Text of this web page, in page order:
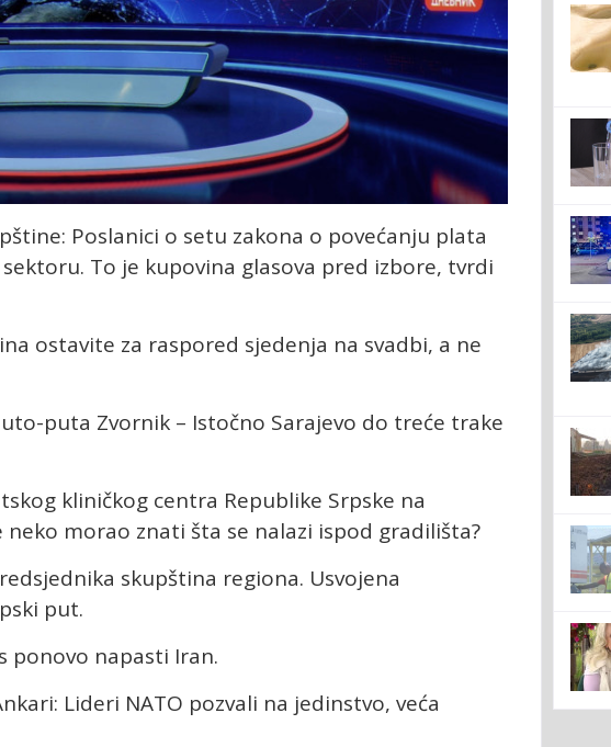
Poslanici o setu zakona o povećanju plata
To je kupovina glasova pred izbore, tvrdi
ostavite za raspored sjedenja na svadbi, a ne
puta Zvornik – Istočno Sarajevo do treće trake
kliničkog centra Republike Srpske na
morao znati šta se nalazi ispod gradilišta?
skupština regiona. Usvojena
put.
ponovo napasti Iran.
Lideri NATO pozvali na jedinstvo, veća